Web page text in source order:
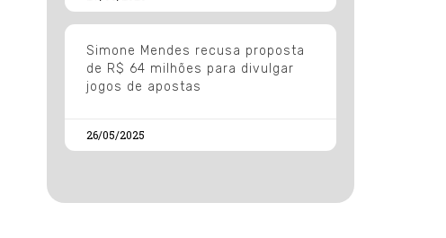
Simone Mendes recusa proposta
de R$ 64 milhões para divulgar
jogos de apostas
26/05/2025